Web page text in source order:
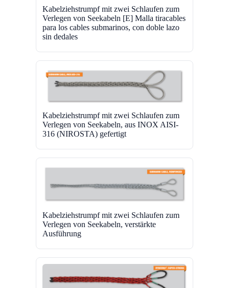
Kabelziehstrumpf mit zwei Schlaufen zum
Verlegen von Seekabeln [E] Malla tiracables
para los cables submarinos, con doble lazo
sin dedales
Kabelziehstrumpf mit zwei Schlaufen zum
Verlegen von Seekabeln, aus INOX AISI-
316 (NIROSTA) gefertigt
Kabelziehstrumpf mit zwei Schlaufen zum
Verlegen von Seekabeln, verstärkte
Ausführung